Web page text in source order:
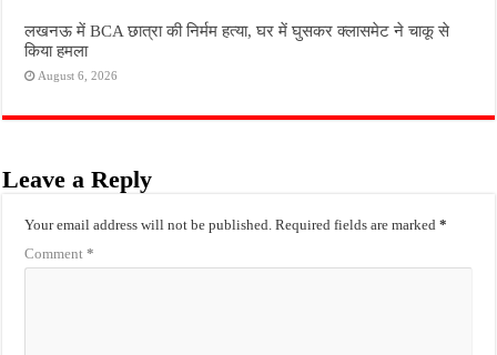
लखनऊ में BCA छात्रा की निर्मम हत्या, घर में घुसकर क्लासमेट ने चाकू से
किया हमला
August 6, 2026
Leave a Reply
Your email address will not be published. Required fields are marked*
Comment*